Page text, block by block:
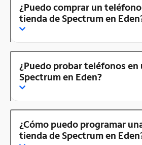
¿Puedo comprar un
tienda de Spectrum en
¿Puedo probar teléfonos en
Spectrum en Eden?
¿Cómo puedo programar
tienda de Spectrum en